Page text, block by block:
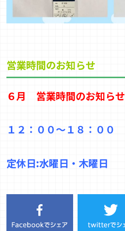
営業時間のお知らせ
６月 営業時間のお知らせ
１２：００～１８：００
定休日:水曜日・木曜日